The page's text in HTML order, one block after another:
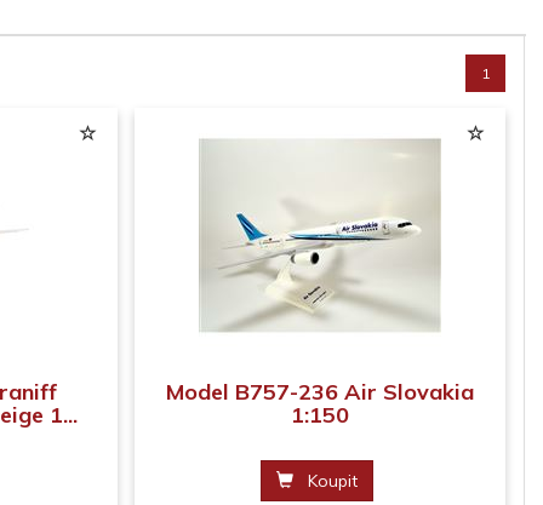
1
1...
Model B757-236 Air Slovakia
1:150
Koupit